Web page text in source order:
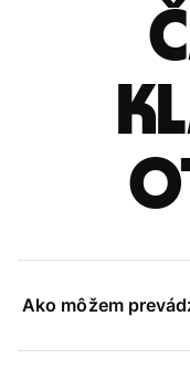
Ako môžem